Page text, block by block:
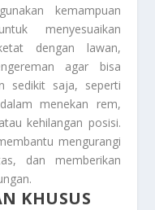
kemampuan
menyesuaikan
dengan lawan,
agar bisa
sedikit saja, seperti
menekan rem,
kehilangan posisi.
mengurangi
dan memberikan
KHUSUS